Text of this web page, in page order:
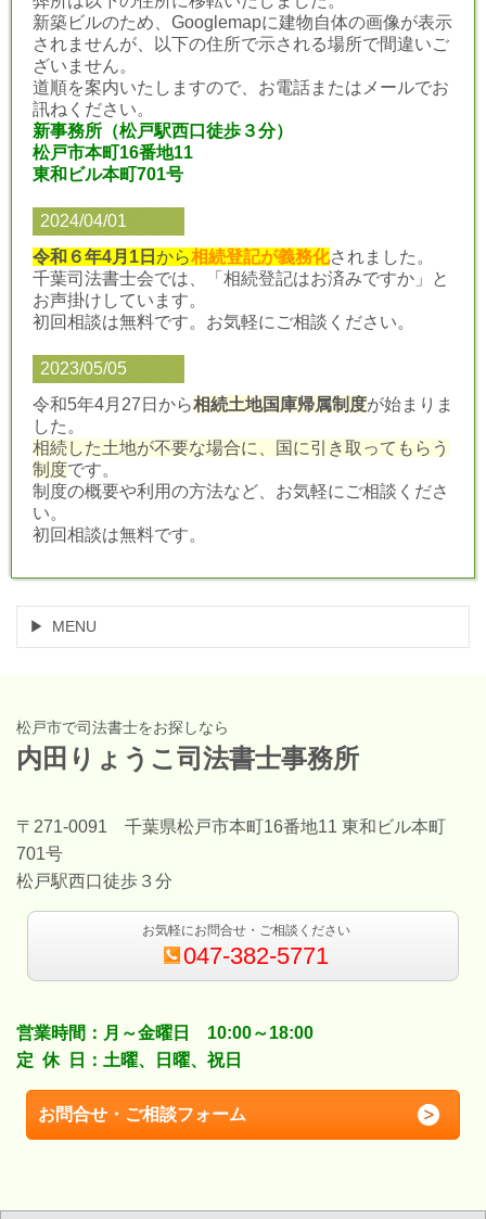
新築ビルのため、Googlemapに建物自体の画像が表示
されませんが、以下の住所で示される場所で間違いご
ざいません。
道順を案内いたしますので、お電話またはメールでお
訊ねください。
新事務所（松戸駅西口徒歩３分）
松戸市本町16番地11
東和ビル本町701号
2024/04/01
令和６年4月1日 から相続登記が義務化されました。
千葉司法書士会では、「相続登記はお済みですか」と
お声掛けしています。
初回相談は無料です。お気軽にご相談ください。
2023/05/05
令和5年4月27日から相続土地国庫帰属制度が始まりま
した。
相続した土地が不要な場合に、国に引き取ってもらう
制度です。
制度の概要や利用の方法など、お気軽にご相談くださ
い。
初回相談は無料です。
MENU
松戸市で司法書士をお探しなら
内田りょうこ司法書士事務所
〒271-0091 千葉県松戸市本町16番地11 東和ビル本町
701号
松戸駅西口徒歩３分
お気軽にお問合せ・ご相談ください
047-382-5771
営業時間：月～金曜日 10:00～18:00
定 休 日：土曜、日曜、祝日
お問合せ・ご相談フォーム